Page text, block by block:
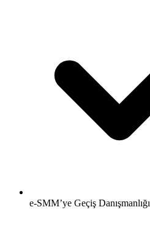
e-SMM’ye Geçiş Danışmanlığı